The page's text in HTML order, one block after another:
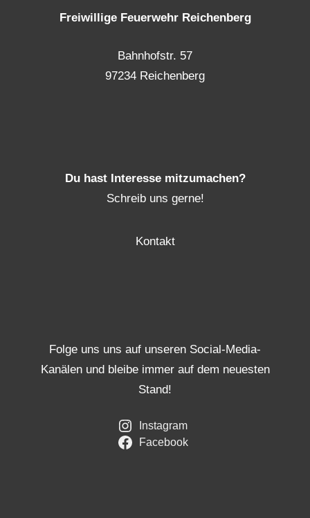
Freiwillige Feuerwehr Reichenberg
Bahnhofstr. 57
97234 Reichenberg
Du hast Interesse mitzumachen?
Schreib uns gerne!
Kontakt
Folge uns uns auf unseren Social-Media-
Kanälen und bleibe immer auf dem neuesten
Stand!
Instagram
Facebook